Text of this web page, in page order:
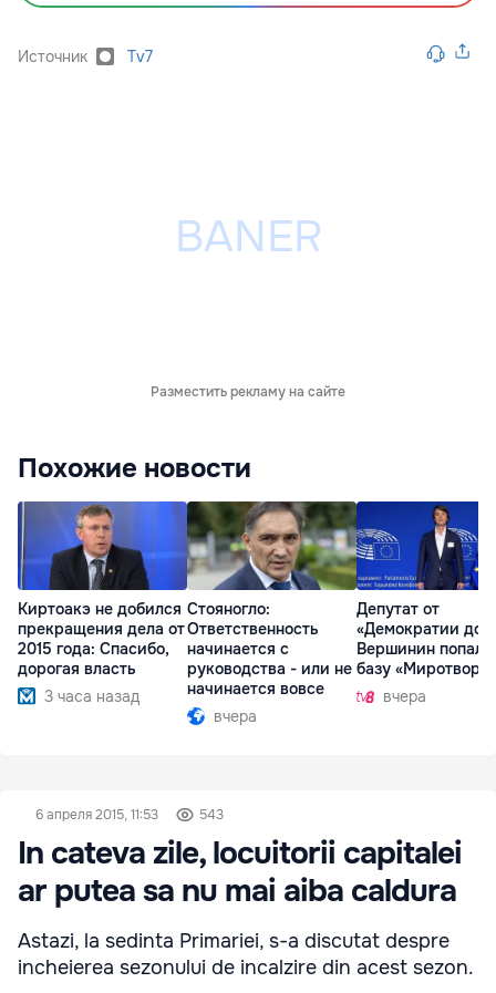
Источник Tv7
Разместить рекламу на сайте
Похожие новости
Киртоакэ не добился
прекращения дела от
2015 года: Спасибо,
дорогая власть
3 часа назад
Стояногло:
Ответственность
начинается с
руководства - или не
начинается вовсе
вчера
Депутат от
«Демократии
Вершинин попал в
базу
вчера
6 апреля 2015, 11:53 543
In cateva zile, locuitorii capitalei
ar putea sa nu mai aiba caldura
Astazi, la sedinta Primariei, s-a discutat despre
incheierea sezonului de incalzire din acest sezon.